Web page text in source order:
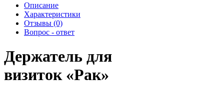
Описание
Характеристики
Отзывы (0)
Вопрос - ответ
Держатель для
визиток «Рак»